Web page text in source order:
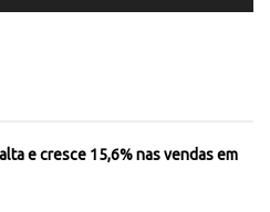
e cresce 15,6% nas vendas em